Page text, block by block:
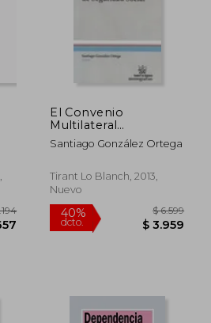
El Convenio
Multilateral
Iberoamericano De
Seguridad Social
Santiago González Ortega
Tirant Lo Blanch, 2013,
Nuevo